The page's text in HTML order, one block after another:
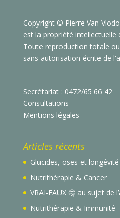
Copyright © Pierre Van
est la propriété intellectuelle
Toute reproduction totale
sans autorisation écrite de
Secrétariat : 0472/65 66 42
Consultations
Mentions légales
Articles récents
Glucides, oses et longévité
Nutrithérapie & Cancer
VRAI-FAUX 🤔 au sujet de
Nutrithérapie & Immunité